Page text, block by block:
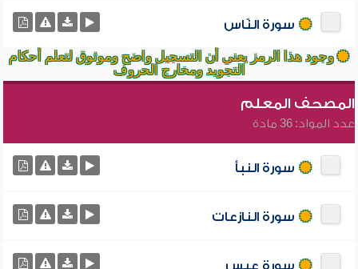
سورة النّاس
وجود هذا الرمز يعني أن التسجيل واضح وموثوق لتعلم أحكام
التجويد ومخارج الحروف
المصحف المعلم
عدد المواد: 36 مادة
سورة النبأ
سورة النازعات
سورة عبس